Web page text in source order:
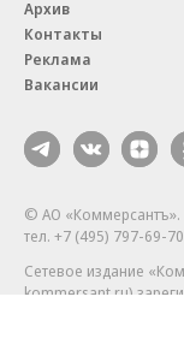
Архив
Контакты
Реклама
Вакансии
© АО «Коммерсантъ».
тел. +7 (495) 797-69-
Сетевое издание
kommersant.ru)